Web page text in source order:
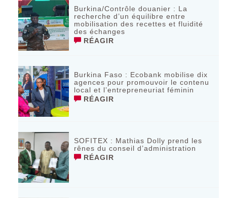
Burkina/Contrôle douanier : La
recherche d’un équilibre entre
mobilisation des recettes et fluidité
des échanges
RÉAGIR
Burkina Faso : Ecobank mobilise dix
agences pour promouvoir le contenu
local et l’entrepreneuriat féminin
RÉAGIR
SOFITEX : Mathias Dolly prend les
rênes du conseil d’administration
RÉAGIR